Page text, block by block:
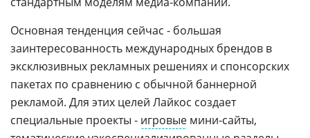
Основная тенденция сейчас - большая
заинтересованность международных брендов в
эксклюзивных рекламных решениях и спонсорских
пакетах по сравнению с обычной баннерной
рекламой. Для этих целей Лайкос создает
специальные проекты - игровые мини-сайты,